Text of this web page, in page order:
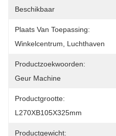
Beschikbaar
Plaats Van Toepassing:
Winkelcentrum, Luchthaven
Productzoekwoorden:
Geur Machine
Productgrootte:
L270XB105X325mm
Productgewicht: